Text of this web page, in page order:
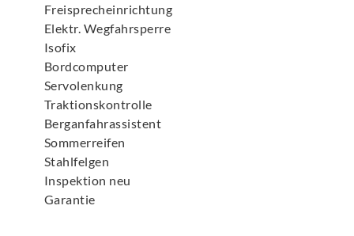
Freisprecheinrichtung
Elektr. Wegfahrsperre
Isofix
Bordcomputer
Servolenkung
Traktionskontrolle
Berganfahrassistent
Sommerreifen
Stahlfelgen
Inspektion neu
Garantie